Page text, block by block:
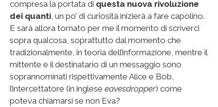
compresa la portata di questa nuova rivoluzione
dei quanti , un po’ di curiosità inizierà a fare capolino.
E sarà allora tornato per me il momento di scriverci
sopra qualcosa, soprattutto dal momento che
tradizionalmente, in teoria dell’informazione, mentre il
mittente e il destinatario di un messaggio sono
soprannominati rispettivamente Alice e Bob,
l’intercettatore (in inglese eavesdropper) come
poteva chiamarsi se non Eva?